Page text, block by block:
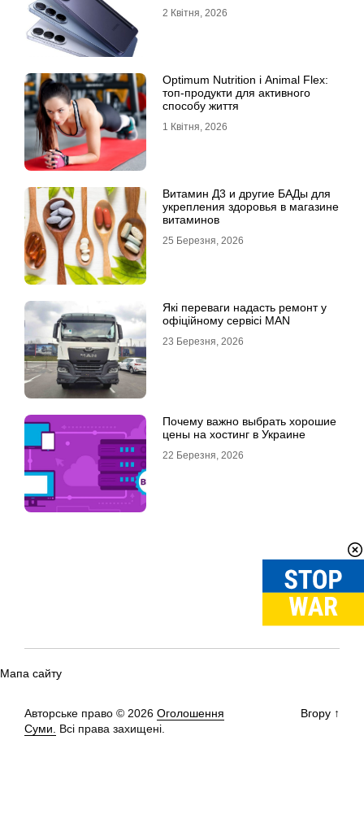
2 Квітня, 2026
Optimum Nutrition і Animal Flex:
топ-продукти для активного
способу життя
1 Квітня, 2026
Витамин Д3 и другие БАДы для
укрепления здоровья в магазине
витаминов
25 Березня, 2026
Які переваги надасть ремонт у
офіційному сервісі MAN
23 Березня, 2026
Почему важно выбрать хорошие
цены на хостинг в Украине
22 Березня, 2026
Мапа сайту
Авторське право © 2026 Оголошення
Суми. Всі права захищені.
Вгору ↑